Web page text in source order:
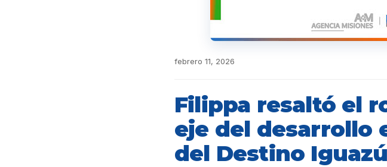
febrero 11, 2026
Filippa resaltó el
eje del desarrollo
del Destino